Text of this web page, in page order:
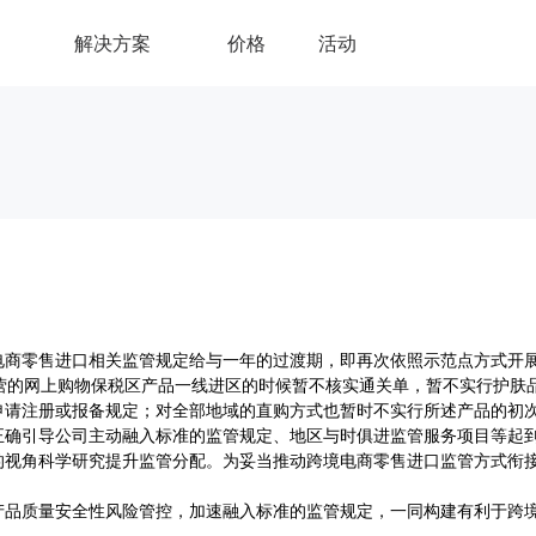
解决方案 价格 活动
零售进口相关监管规定给与一年的过渡期，即再次依照示范点方式
网上购物保税区产品一线进区的时候暂不核实通关单，暂不实行护
注册或报备规定；对全部地域的直购方式也暂时不实行所述产品的初
引导公司主动融入标准的监管规定、地区与时俱进监管服务项目等
角科学研究提升监管分配。为妥当推动跨境电商零售进口监管方式
质量安全性风险管控，加速融入标准的监管规定，一同构建有利于